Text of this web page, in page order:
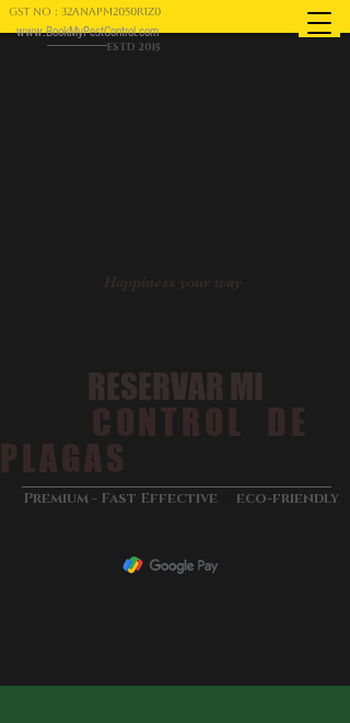
www.BookMyPestControl.com
ESTD 2015
CONTROL DE
PLAGAS
RESERVAR MI
Premium - Fast Effective eco-friendly
Happiness your way
GST NO : 32ANAPM2050R1Z0